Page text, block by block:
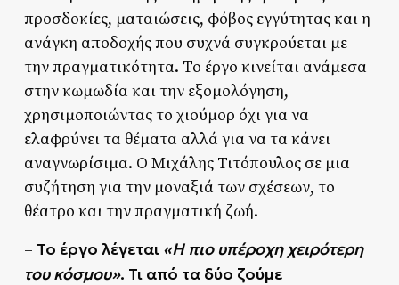
προσδοκίες, ματαιώσεις, φόβος εγγύτητας και η
ανάγκη αποδοχής που συχνά συγκρούεται με
την πραγματικότητα. Το έργο κινείται ανάμεσα
στην κωμωδία και την εξομολόγηση,
χρησιμοποιώντας το χιούμορ όχι για να
ελαφρύνει τα θέματα αλλά για να τα κάνει
αναγνωρίσιμα. Ο Μιχάλης Τιτόπουλος σε μια
συζήτηση για την μοναξιά των σχέσεων, το
θέατρο και την πραγματική ζωή.
– Το έργο λέγεται «Η πιο υπέροχη χειρότερη
του κόσμου». Τι από τα δύο ζούμε